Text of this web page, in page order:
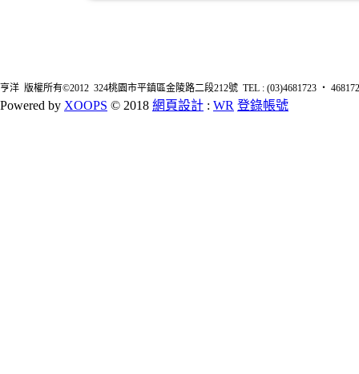
亨洋 版權所有©2012 324桃園市平鎮區金陵路二段212號 TEL : (03)4681723 ‧
Powered by XOOPS © 2018 網頁設計 : WR 登錄帳號